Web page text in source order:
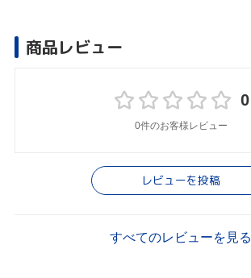
商品レビュー
0
0件のお客様レビュー
レビューを投稿
すべてのレビューを見る